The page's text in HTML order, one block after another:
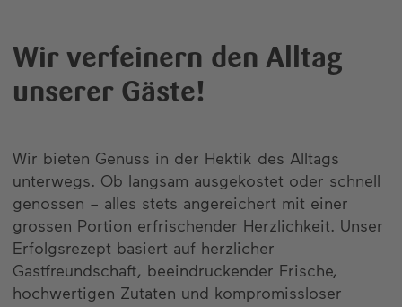
Wir verfeinern den Alltag
unserer Gäste!
Wir bieten Genuss in der Hektik des Alltags
unterwegs. Ob langsam ausgekostet oder schnell
genossen – alles stets angereichert mit einer
grossen Portion erfrischender Herzlichkeit. Unser
Erfolgsrezept basiert auf herzlicher
Gastfreundschaft, beeindruckender Frische,
hochwertigen Zutaten und kompromissloser